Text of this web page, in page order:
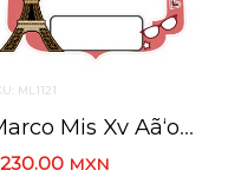
ML1121
Marco Mis Xv Aã‘os 117 Cms X 107.5 Cm
MXN